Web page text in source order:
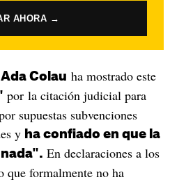
AHORA →
Ada Colau ha mostrado este
por la citación judicial para
supuestas subvenciones
y ha confiado en que la
En declaraciones a los
que formalmente no ha